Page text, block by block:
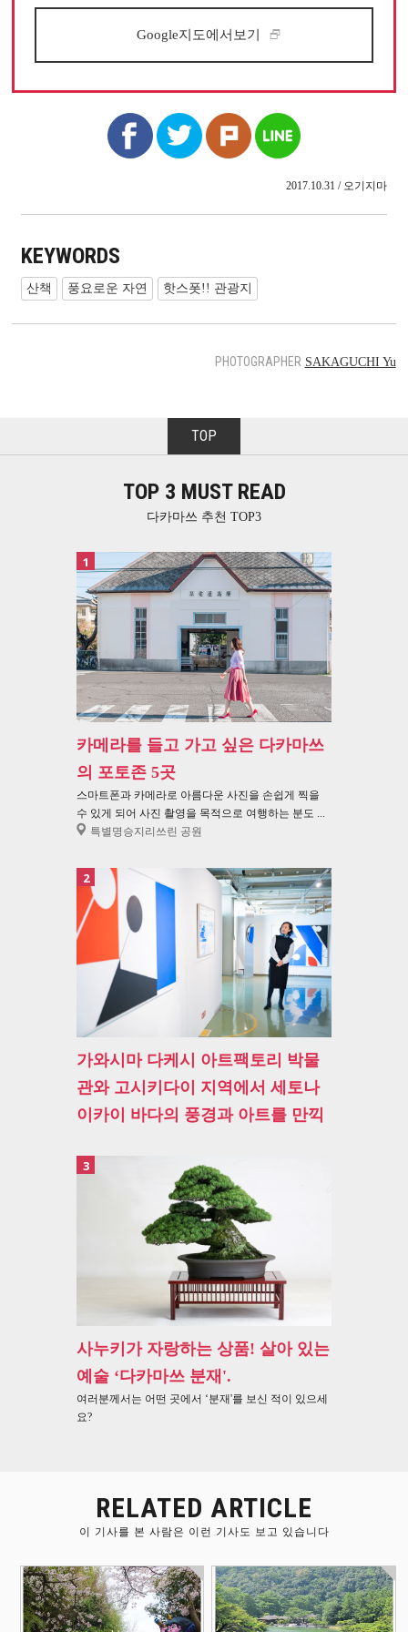
Google지도에서보기
2017.10.31 / 오기지마
KEYWORDS
산책 풍요로운 자연 핫스폿!! 관광지
PHOTOGRAPHER SAKAGUCHI Yu
TOP
TOP 3 MUST READ
다카마쓰 추천 TOP3
1
카메라를 들고 가고 싶은 다카마쓰
의 포토존 5곳
스마트폰과 카메라로 아름다운 사진을 손쉽게 찍을
수 있게 되어 사진 촬영을 목적으로 여행하는 분도 ...
특별명승지리쓰린 공원
2
가와시마 다케시 아트팩토리 박물
관와 고시키다이 지역에서 세토나
이카이 바다의 풍경과 아트를 만끽
3
사누키가 자랑하는 상품! 살아 있는
예술 ‘다카마쓰 분재'.
여러분께서는 어떤 곳에서 ‘분재'를 보신 적이 있으세
요?
RELATED ARTICLE
이 기사를 본 사람은 이런 기사도 보고 있습니다
注目観光スポット 豊かな自然 散策 area女木
島・男木島
文化・伝統 散策 注目観光スポット area市街
地周辺